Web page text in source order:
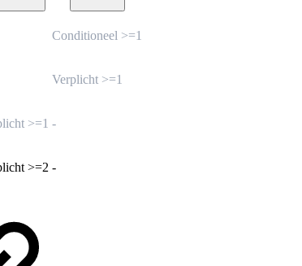
Conditioneel >=1
Verplicht >=1
>=1 -
>=2 -